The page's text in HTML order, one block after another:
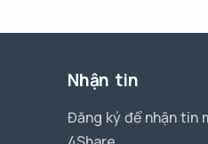
Nhận tin
Đăng ký để nhận tin